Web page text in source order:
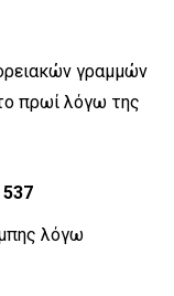
γραμμών
πρωί λόγω της
537
λόγω